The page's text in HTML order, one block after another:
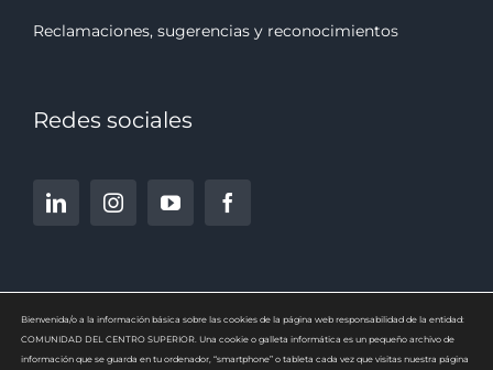
Reclamaciones, sugerencias y reconocimientos
Redes sociales
Bienvenida/o a la información básica sobre las cookies de la página web responsabilidad de la entidad:
COMUNIDAD DEL CENTRO SUPERIOR. Una cookie o galleta informática es un pequeño archivo de
información que se guarda en tu ordenador, “smartphone” o tableta cada vez que visitas nuestra página